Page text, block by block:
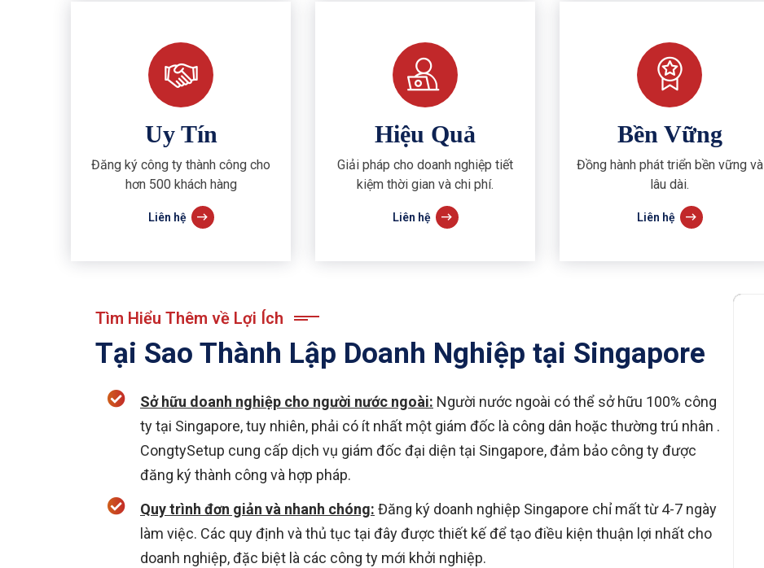
Uy Tín
Đăng ký công ty thành công cho
hơn 500 khách hàng
Liên hệ
Hiệu Quả
Giải pháp cho doanh nghiệp tiết
kiệm thời gian và chi phí.
Liên hệ
Bền Vững
Đồng hành phát triển bền vững và
lâu dài.
Liên hệ
Tìm Hiểu Thêm về Lợi Ích
Tại Sao Thành Lập Doanh Nghiệp tại Singapore
Sở hữu doanh nghiệp cho người nước ngoài: Người nước ngoài có thể sở hữu 100% công
ty tại Singapore, tuy nhiên, phải có ít nhất một giám đốc là công dân hoặc thường trú nhân .
CongtySetup cung cấp dịch vụ giám đốc đại diện tại Singapore, đảm bảo công ty được
đăng ký thành công và hợp pháp.
Quy trình đơn giản và nhanh chóng: Đăng ký doanh nghiệp Singapore chỉ mất từ 4-7 ngày
làm việc. Các quy định và thủ tục tại đây được thiết kế để tạo điều kiện thuận lợi nhất cho
doanh nghiệp, đặc biệt là các công ty mới khởi nghiệp.